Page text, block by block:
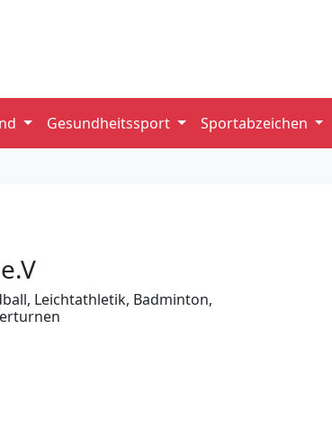
Gesundheitssport Sportabzeichen
Leichtathletik, Badminton,